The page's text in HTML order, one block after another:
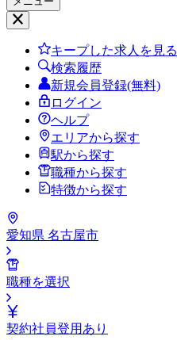
キープした求人を見る
検索履歴
新規会員登録(無料)
ログイン
ヘルプ
エリアから探す
駅から探す
職種から探す
特徴から探す
愛知県 名古屋市
職種を選択
契約社員登用あり